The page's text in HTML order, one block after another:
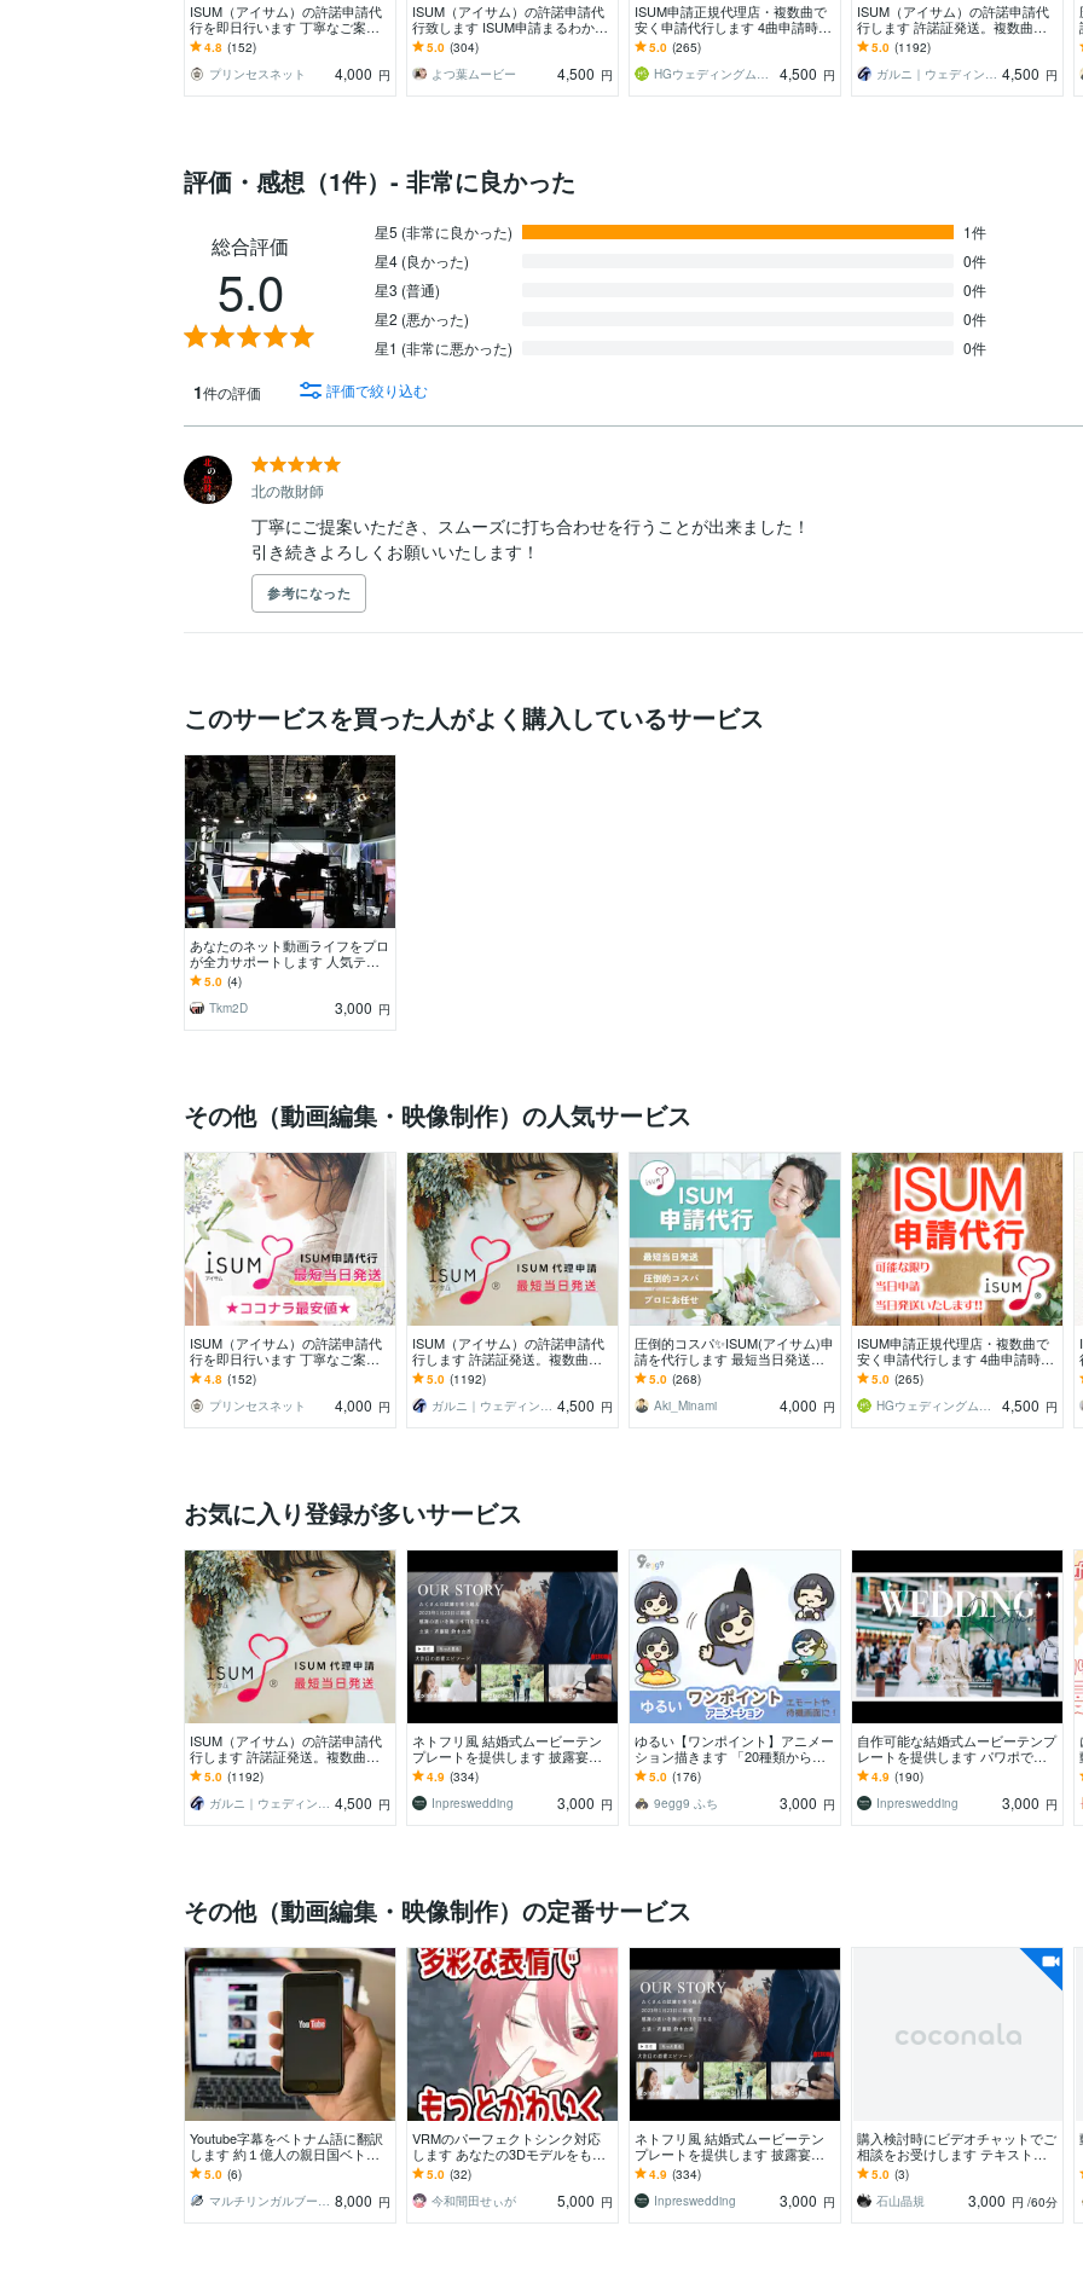
ISUM（アイサム）の許諾申請代
行を即日行います 丁寧なご案内
での安心の実績。自作ムービーに
曲入れの悩み解決。
4.8 (152)
プリンセスネット
4,000 円
ISUM（アイサム）の許諾申請代
行致します ISUM申請まるわかり
動画付で初めてでも安心♪
5.0 (304)
よつ葉ムービー
4,500 円
ISUM申請正規代理店・複数曲で
安く申請代行します 4曲申請時は
1曲あたり3,750円!! 許諾書・シ
ール郵送
5.0 (265)
HGウェディングムービー
4,500 円
ISUM（アイサム）の許諾申請代
行します 許諾証発送。複数曲の
申請も承ります！JASRAC申請も
可能
5.0 (1192)
ガルニ｜ウェディングムービー＆ギフト 4,500 円
評価・感想（1件）- 非常に良かった
総合評価
5.0
星5 (非常に良かった)
1件
星4 (良かった)
0件
星3 (普通)
0件
星2 (悪かった)
0件
星1 (非常に悪かった)
0件
1件の評価 評価で絞り込む
北の散財師
丁寧にご提案いただき、スムーズに打ち合わせを行うことが出来ました！
引き続きよろしくお願いいたします！
参考になった
このサービスを買った人がよく購入しているサービス
あなたのネット動画ライフをプロ
が全力サポートします 人気テレ
ビ番組やイベント配信等も手掛け
てきたスタッフが対応！
5.0 (4)
Tkm2D
3,000 円
その他（動画編集・映像制作）の人気サービス
ISUM（アイサム）の許諾申請代
行を即日行います 丁寧なご案内
での安心の実績。自作ムービーに
曲入れの悩み解決。
4.8 (152)
プリンセスネット
4,000 円
ISUM（アイサム）の許諾申請代
行します 許諾証発送。複数曲の
申請も承ります！JASRAC申請も
可能
5.0 (1192)
ガルニ｜ウェディングムービー＆ギフト 4,500 円
圧倒的コスパ✨ISUM(アイサム)申
請を代行します 最短当日発送！
圧倒的コスパ！プロにお任せ！
5.0 (268)
Aki_Minami
4,000 円
ISUM申請正規代理店・複数曲で
安く申請代行します 4曲申請時は
1曲あたり3,750円!! 許諾書・シ
ール郵送
5.0 (265)
HGウェディングムービー
4,500 円
お気に入り登録が多いサービス
ISUM（アイサム）の許諾申請代
行します 許諾証発送。複数曲の
申請も承ります！JASRAC申請も
可能
5.0 (1192)
ガルニ｜ウェディングムービー＆ギフト 4,500 円
ネトフリ風 結婚式ムービーテン
プレートを提供します 披露宴を
盛り上げる！パワポで自作可能な
プロフィールムービー！
4.9 (334)
Inpreswedding
3,000 円
ゆるい【ワンポイント】アニメー
ション描きます 「20種類から選
べる！」配信画面・ブログなどの
飾りに！
5.0 (176)
9egg9 ふち
3,000 円
自作可能な結婚式ムービーテンプ
レートを提供します パワポでお
洒落に作成可能 / 動画編集のプロ
がデザイン！
4.9 (190)
Inpreswedding
3,000 円
その他（動画編集・映像制作）の定番サービス
Youtube字幕をベトナム語に翻訳
します 約１億人の親日国ベトナ
ムの若者層にコンテンツを届けよ
う
5.0 (6)
マルチリンガルブースト 8,000 円
VRMのパーフェクトシンク対応
します あなたの3Dモデルをもっ
と表情豊かに
5.0 (32)
今和間田せぃが
5,000 円
ネトフリ風 結婚式ムービーテン
プレートを提供します 披露宴を
盛り上げる！パワポで自作可能な
プロフィールムービー！
4.9 (334)
Inpreswedding
3,000 円
購入検討時にビデオチャットでご
相談をお受けします テキストだ
けでなくビデオチャットで相談さ
れたい方へ
5.0 (3)
石山晶規
3,000 円 /60分